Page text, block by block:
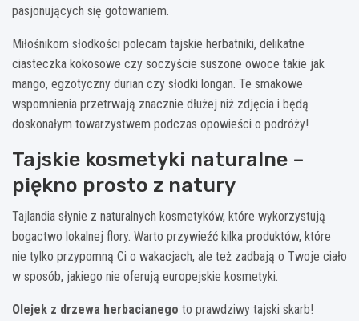
pasjonujących się gotowaniem.
Miłośnikom słodkości polecam tajskie herbatniki, delikatne
ciasteczka kokosowe czy soczyście suszone owoce takie jak
mango, egzotyczny durian czy słodki longan. Te smakowe
wspomnienia przetrwają znacznie dłużej niż zdjęcia i będą
doskonałym towarzystwem podczas opowieści o podróży!
Tajskie kosmetyki naturalne –
piękno prosto z natury
Tajlandia słynie z naturalnych kosmetyków, które wykorzystują
bogactwo lokalnej flory. Warto przywieźć kilka produktów, które
nie tylko przypomną Ci o wakacjach, ale też zadbają o Twoje ciało
w sposób, jakiego nie oferują europejskie kosmetyki.
Olejek z drzewa herbacianego to prawdziwy tajski skarb!